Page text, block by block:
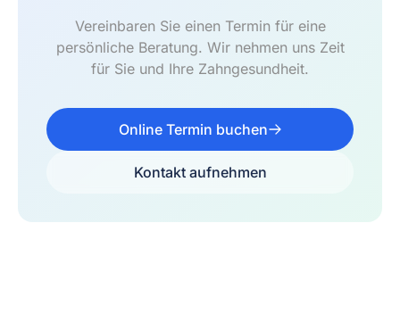
Vereinbaren Sie einen Termin für eine
persönliche Beratung. Wir nehmen uns Zeit
für Sie und Ihre Zahngesundheit.
Online Termin buchen
Kontakt aufnehmen